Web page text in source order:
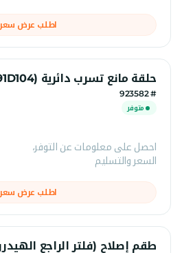
اطلب عرض سعر
حلقة مانع تسرب دائرية (45Z91D104) كوبلكو
# 923582
متوفر
احصل على معلومات عن التوفر،
السعر والتسليم
اطلب عرض سعر